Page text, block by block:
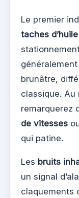
Le premier
taches
brunâtre,
classique.
remarquerez
de vitesses
qui patine.
Les bruits
un signal
claquements